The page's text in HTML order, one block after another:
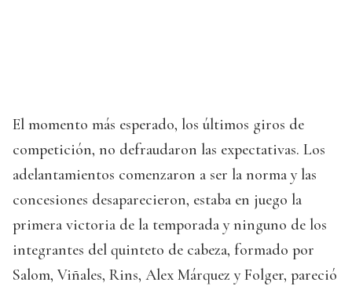
El momento más esperado, los últimos giros de
competición, no defraudaron las expectativas. Los
adelantamientos comenzaron a ser la norma y las
concesiones desaparecieron, estaba en juego la
primera victoria de la temporada y ninguno de los
integrantes del quinteto de cabeza, formado por
Salom, Viñales, Rins, Alex Márquez y Folger, pareció